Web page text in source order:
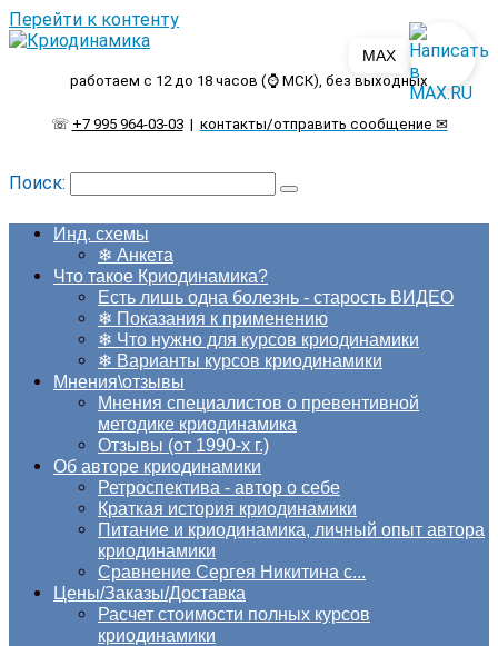
Перейти к контенту
работаем с 12 до 18 часов (⌚ МСК), без выходных
☏ +7 995 964-03-03| контакты/отправить сообщение ✉
Поиск:
Инд. схемы
❄ Анкета
Что такое Криодинамика?
Есть лишь одна болезнь - старость ВИДЕО
❄ Показания к применению
❄ Что нужно для курсов криодинамики
❄ Варианты курсов криодинамики
Мнения\отзывы
Мнения специалистов о превентивной
методике криодинамика
Отзывы (от 1990-х г.)
Об авторе криодинамики
Ретроспектива - автор о себе
Краткая история криодинамики
Питание и криодинамика, личный опыт автора
криодинамики
Сравнение Сергея Никитина с...
Цены/Заказы/Доставка
Расчет стоимости полных курсов
криодинамики
MAX